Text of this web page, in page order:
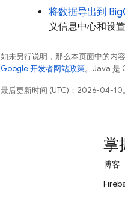
将数据导出到
义信息中心和设
如未另行说明，那么本页面中的内
Google 开发者网站政策。Java 是
最后更新时间 (UTC)：2026-04-10。
掌
博客